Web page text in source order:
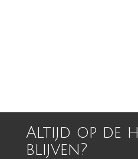
Altijd op de
blijven?